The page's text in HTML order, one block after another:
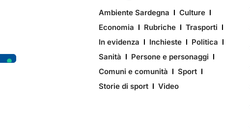
Ambiente Sardegna
Culture
Economia
Rubriche
Trasporti
In evidenza
Inchieste
Politica
Sanità
Persone e personaggi
Comuni e comunità
Sport
Storie di sport
Video